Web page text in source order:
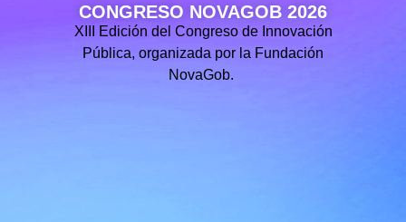
CONGRESO NOVAGOB 2026
XIII Edición del Congreso de Innovación
Pública, organizada por la Fundación
NovaGob.